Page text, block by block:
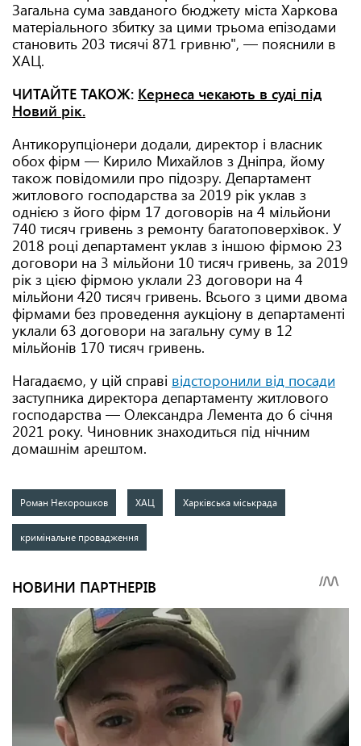
Загальна сума завданого бюджету міста Харкова
матеріального збитку за цими трьома епізодами
становить 203 тисячі 871 гривню", — пояснили в
ХАЦ.
ЧИТАЙТЕ ТАКОЖ: Кернеса чекають в суді під
Новий рік.
Антикорупціонери додали, директор і власник
обох фірм — Кирило Михайлов з Дніпра, йому
також повідомили про підозру. Департамент
житлового господарства за 2019 рік уклав з
однією з його фірм 17 договорів на 4 мільйони
740 тисяч гривень з ремонту багатоповерхівок. У
2018 році департамент уклав з іншою фірмою 23
договори на 3 мільйони 10 тисяч гривень, за 2019
рік з цією фірмою уклали 23 договори на 4
мільйони 420 тисяч гривень. Всього з цими двома
фірмами без проведення аукціону в департаменті
уклали 63 договори на загальну суму в 12
мільйонів 170 тисяч гривень.
Нагадаємо, у цій справі відсторонили від посади
заступника директора департаменту житлового
господарства — Олександра Лемента до 6 січня
2021 року. Чиновник знаходиться під нічним
домашнім арештом.
Роман Нехорошков ХАЦ Харківська міськрада
кримінальне провадження